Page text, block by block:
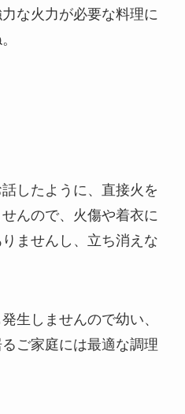
な火力が必要な料理に
したように、直接火を
んので、火傷や着衣に
ませんし、立ち消えな
生しませんので幼い、
ご家庭には最適な調理